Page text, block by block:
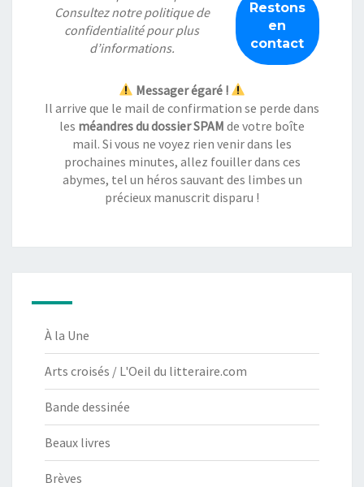
Consultez notrepolitique de
confidentialitépour plus
d’informations.
Messager égaré !
Il arrive que le mail de confirmation se perde dans
les méandres du dossier SPAM de votre boîte
mail. Si vous ne voyez rien venir dans les
prochaines minutes, allez fouiller dans ces
abymes, tel un héros sauvant des limbes un
précieux manuscrit disparu !
À la Une
Arts croisés / L'Oeil du litteraire.com
Bande dessinée
Beaux livres
Brèves